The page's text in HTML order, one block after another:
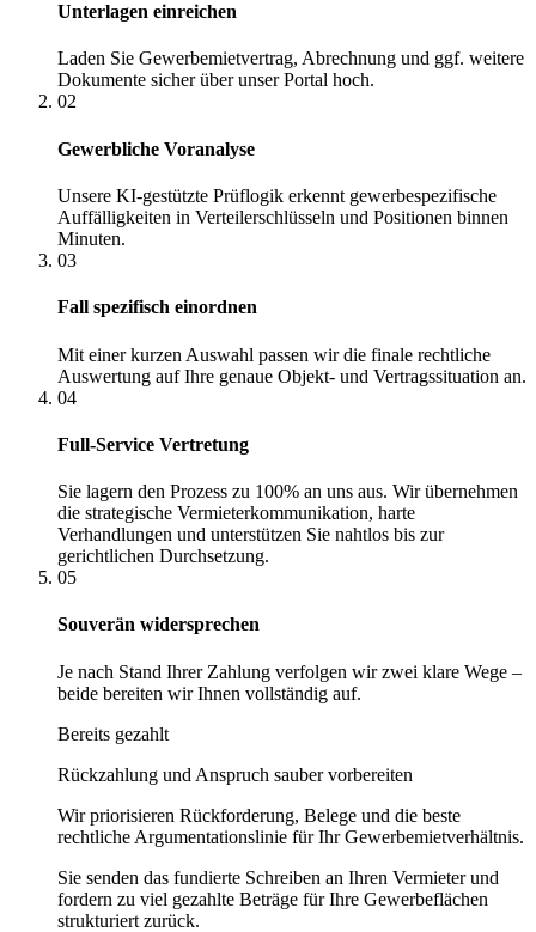
Unterlagen einreichen
Laden Sie Gewerbemietvertrag, Abrechnung und ggf. weitere
Dokumente sicher über unser Portal hoch.
02
Gewerbliche Voranalyse
Unsere KI-gestützte Prüflogik erkennt gewerbespezifische
Auffälligkeiten in Verteilerschlüsseln und Positionen binnen
Minuten.
03
Fall spezifisch einordnen
Mit einer kurzen Auswahl passen wir die finale rechtliche
Auswertung auf Ihre genaue Objekt- und Vertragssituation an.
04
Full-Service Vertretung
Sie lagern den Prozess zu 100% an uns aus. Wir übernehmen
die strategische Vermieterkommunikation, harte
Verhandlungen und unterstützen Sie nahtlos bis zur
gerichtlichen Durchsetzung.
05
Souverän widersprechen
Je nach Stand Ihrer Zahlung verfolgen wir zwei klare Wege –
beide bereiten wir Ihnen vollständig auf.
Bereits gezahlt
Rückzahlung und Anspruch sauber vorbereiten
Wir priorisieren Rückforderung, Belege und die beste
rechtliche Argumentationslinie für Ihr Gewerbemietverhältnis.
Sie senden das fundierte Schreiben an Ihren Vermieter und
fordern zu viel gezahlte Beträge für Ihre Gewerbeflächen
strukturiert zurück.